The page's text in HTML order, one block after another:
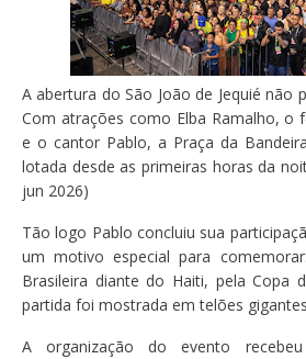
A abertura do São João de Jequié não
Com atrações como Elba Ramalho, o
e o cantor Pablo, a Praça da
lotada desde as primeiras horas da
jun 2026)
Tão logo Pablo concluiu sua
um motivo especial para
Brasileira diante do Haiti, pela Copa
partida foi mostrada em telões
A organização do evento